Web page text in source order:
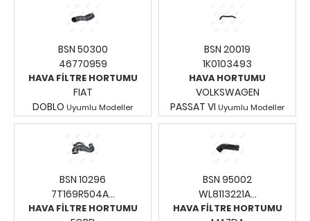
BSN 50300
46770959
HAVA FİLTRE HORTUMU
FIAT
DOBLO Uyumlu Modeller
Fiyatları Görmek İçin
Giriş Yapınız.
BSN 20019
1K0103493
HAVA HORTUMU
VOLKSWAGEN
PASSAT VI Uyumlu Modeller
Fiyatları Görmek İçin
Giriş Yapınız.
BSN 10296
7T169R504A...
HAVA FİLTRE HORTUMU
BSN 95002
WL8113221A...
HAVA FİLTRE HORTUMU